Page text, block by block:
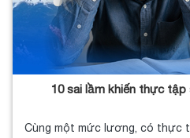
10 sai lầm khiến thực
Cùng một mức lương, có thực